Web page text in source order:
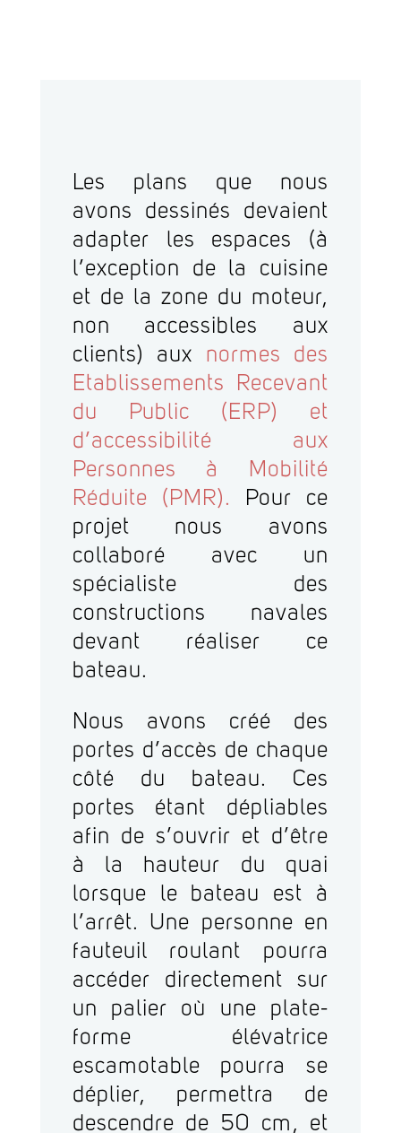
Les plans que nous
avons dessinés devaient
adapter les espaces (à
l’exception de la cuisine
et de la zone du moteur,
non accessibles aux
clients) aux normes des
Etablissements Recevant
du Public (ERP) et
d’accessibilité aux
Personnes à Mobilité
Réduite (PMR).
Pour ce
projet nous avons
collaboré avec un
spécialiste des
constructions navales
devant réaliser ce
bateau.
Nous avons créé des
portes d’accès de chaque
côté du bateau. Ces
portes étant dépliables
afin de s’ouvrir et d’être
à la hauteur du quai
lorsque le bateau est à
l’arrêt. Une personne en
fauteuil roulant pourra
accéder directement sur
un palier où une plate-
forme élévatrice
escamotable pourra se
déplier, permettra de
descendre de 50 cm, et